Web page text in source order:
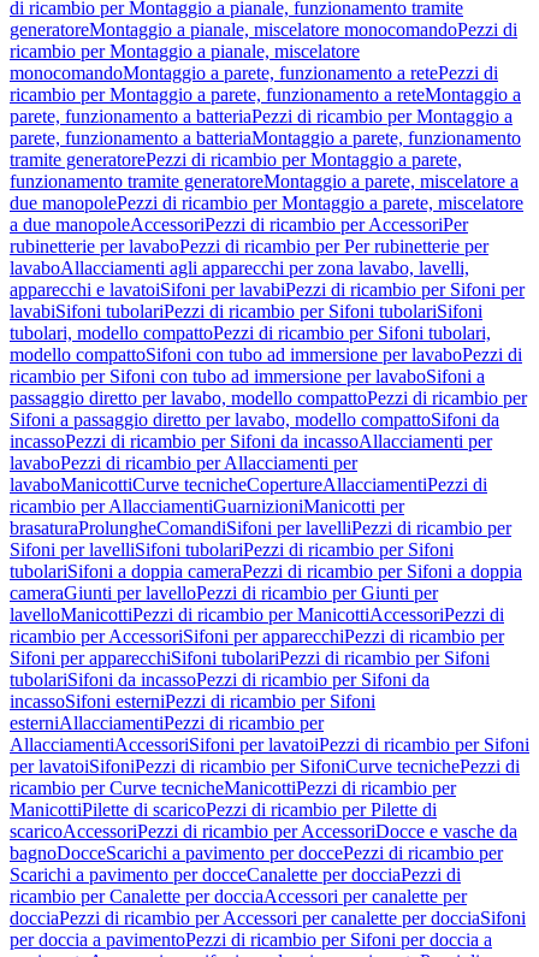
di ricambio per Montaggio a pianale, funzionamento tramite
generatoreMontaggio a pianale, miscelatore monocomandoPezzi di
ricambio per Montaggio a pianale, miscelatore
monocomandoMontaggio a parete, funzionamento a retePezzi di
ricambio per Montaggio a parete, funzionamento a reteMontaggio a
parete, funzionamento a batteriaPezzi di ricambio per Montaggio a
parete, funzionamento a batteriaMontaggio a parete, funzionamento
tramite generatorePezzi di ricambio per Montaggio a parete,
funzionamento tramite generatoreMontaggio a parete, miscelatore a
due manopolePezzi di ricambio per Montaggio a parete, miscelatore
a due manopoleAccessoriPezzi di ricambio per AccessoriPer
rubinetterie per lavaboPezzi di ricambio per Per rubinetterie per
lavaboAllacciamenti agli apparecchi per zona lavabo, lavelli,
apparecchi e lavatoiSifoni per lavabiPezzi di ricambio per Sifoni per
lavabiSifoni tubolariPezzi di ricambio per Sifoni tubolariSifoni
tubolari, modello compattoPezzi di ricambio per Sifoni tubolari,
modello compattoSifoni con tubo ad immersione per lavaboPezzi di
ricambio per Sifoni con tubo ad immersione per lavaboSifoni a
passaggio diretto per lavabo, modello compattoPezzi di ricambio per
Sifoni a passaggio diretto per lavabo, modello compattoSifoni da
incassoPezzi di ricambio per Sifoni da incassoAllacciamenti per
lavaboPezzi di ricambio per Allacciamenti per
lavaboManicottiCurve tecnicheCopertureAllacciamentiPezzi di
ricambio per AllacciamentiGuarnizioniManicotti per
brasaturaProlungheComandiSifoni per lavelliPezzi di ricambio per
Sifoni per lavelliSifoni tubolariPezzi di ricambio per Sifoni
tubolariSifoni a doppia cameraPezzi di ricambio per Sifoni a doppia
cameraGiunti per lavelloPezzi di ricambio per Giunti per
lavelloManicottiPezzi di ricambio per ManicottiAccessoriPezzi di
ricambio per AccessoriSifoni per apparecchiPezzi di ricambio per
Sifoni per apparecchiSifoni tubolariPezzi di ricambio per Sifoni
tubolariSifoni da incassoPezzi di ricambio per Sifoni da
incassoSifoni esterniPezzi di ricambio per Sifoni
esterniAllacciamentiPezzi di ricambio per
AllacciamentiAccessoriSifoni per lavatoiPezzi di ricambio per Sifoni
per lavatoiSifoniPezzi di ricambio per SifoniCurve tecnichePezzi di
ricambio per Curve tecnicheManicottiPezzi di ricambio per
ManicottiPilette di scaricoPezzi di ricambio per Pilette di
scaricoAccessoriPezzi di ricambio per AccessoriDocce e vasche da
bagnoDocceScarichi a pavimento per doccePezzi di ricambio per
Scarichi a pavimento per docceCanalette per docciaPezzi di
ricambio per Canalette per docciaAccessori per canalette per
docciaPezzi di ricambio per Accessori per canalette per docciaSifoni
per doccia a pavimentoPezzi di ricambio per Sifoni per doccia a